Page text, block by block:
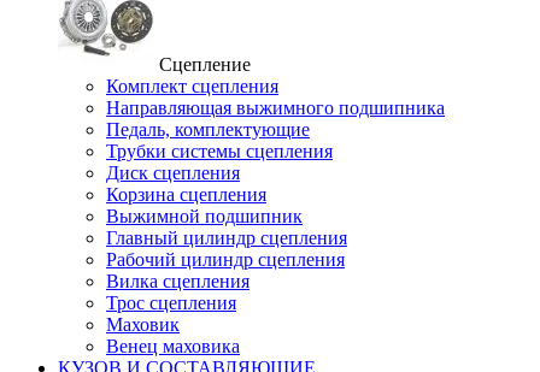
Сцепление
Комплект сцепления
Направляющая выжимного подшипника
Педаль, комплектующие
Трубки системы сцепления
Диск сцепления
Корзина сцепления
Выжимной подшипник
Главный цилиндр сцепления
Рабочий цилиндр сцепления
Вилка сцепления
Трос сцепления
Маховик
Венец маховика
КУЗОВ И СОСТАВЛЯЮЩИЕ